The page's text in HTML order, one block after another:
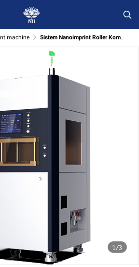
machine Sistem Nanoimprint Roller Komposit (Composite Roller Nanoimprint System)
1/3